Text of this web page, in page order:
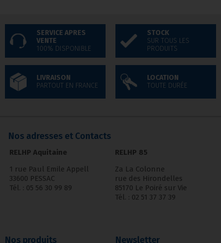
SERVICE APRES
VENTE
100% DISPONIBLE
STOCK
SUR TOUS LES
PRODUITS
LIVRAISON
PARTOUT EN FRANCE
LOCATION
TOUTE DURÉE
Nos adresses et Contacts
RELHP Aquitaine
1 rue Paul Emile Appell
33600 PESSAC
Tél. : 05 56 30 99 89
RELHP 85
Za La Colonne
rue des Hirondelles
85170 Le Poiré sur Vie
Tél. : 02 51 37 37 39
Nos produits Newsletter